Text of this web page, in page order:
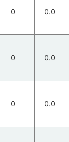
0 0.0
0 0.0
0 0.0